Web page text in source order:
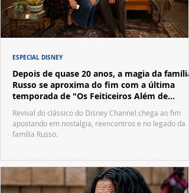
Depois de quase 20 anos, a magia da família
Russo se aproxima do fim com a última
temporada de "Os Feiticeiros Além de
Revival do clássico do Disney Channel chega ao fim
apostando em nostalgia, reencontros e no legado da
família Russo.
ESPECIAL DISNEY